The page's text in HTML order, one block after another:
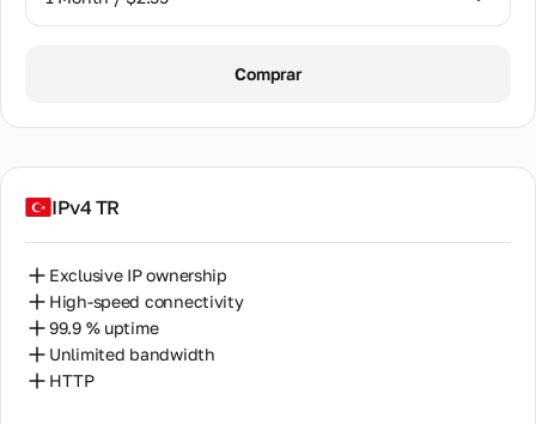
Comprar
IPv4 TR
Exclusive IP ownership
High-speed connectivity
99.9 % uptime
Unlimited bandwidth
HTTP